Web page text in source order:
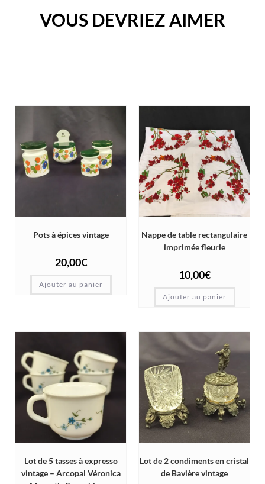
VOUS DEVRIEZ AIMER
Pots à épices vintage
20,00€
Ajouter au panier
Nappe de table rectangulaire
imprimée fleurie
10,00€
Ajouter au panier
Lot de 5 tasses à expresso
vintage – Arcopal Véronica
Lot de 2 condiments en cristal
de Bavière vintage